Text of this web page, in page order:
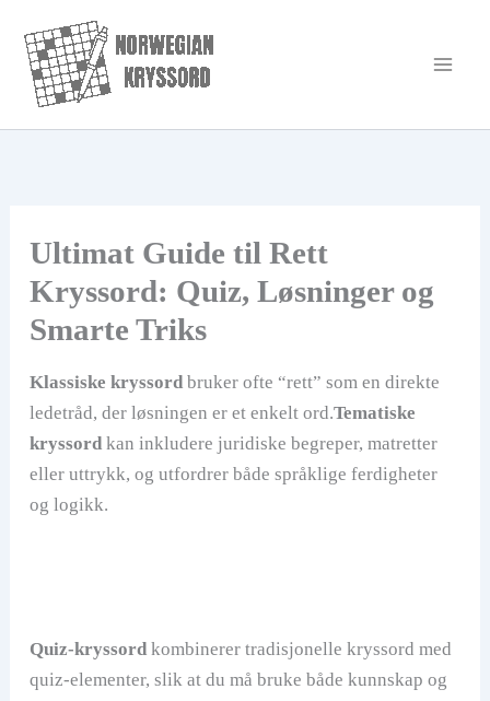
rett
innholdet
Ultimat Guide til Rett
Kryssord: Quiz, Løsninger og
Smarte Triks
Klassiske kryssordbruker ofte “rett” som en direkte
ledetråd, der løsningen er et enkelt ord.Tematiske
kryssordkan inkludere juridiske begreper, matretter
eller uttrykk, og utfordrer både språklige ferdigheter
og logikk.
Quiz-kryssordkombinerer tradisjonelle kryssord med
quiz-elementer, slik at du må bruke både kunnskap og